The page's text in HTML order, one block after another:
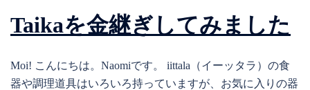
Taikaを金継ぎしてみました
Moi! こんにちは。Naomiです。 iittala（イーッタラ）の食
器や調理道具はいろいろ持っていますが、お気に入りの器